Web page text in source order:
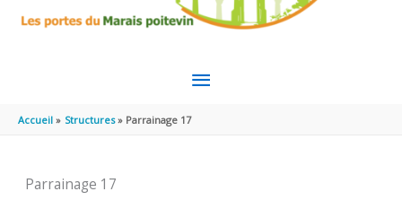
MENU
PRINCIPAL
Accueil Structures Parrainage 17
Parrainage 17